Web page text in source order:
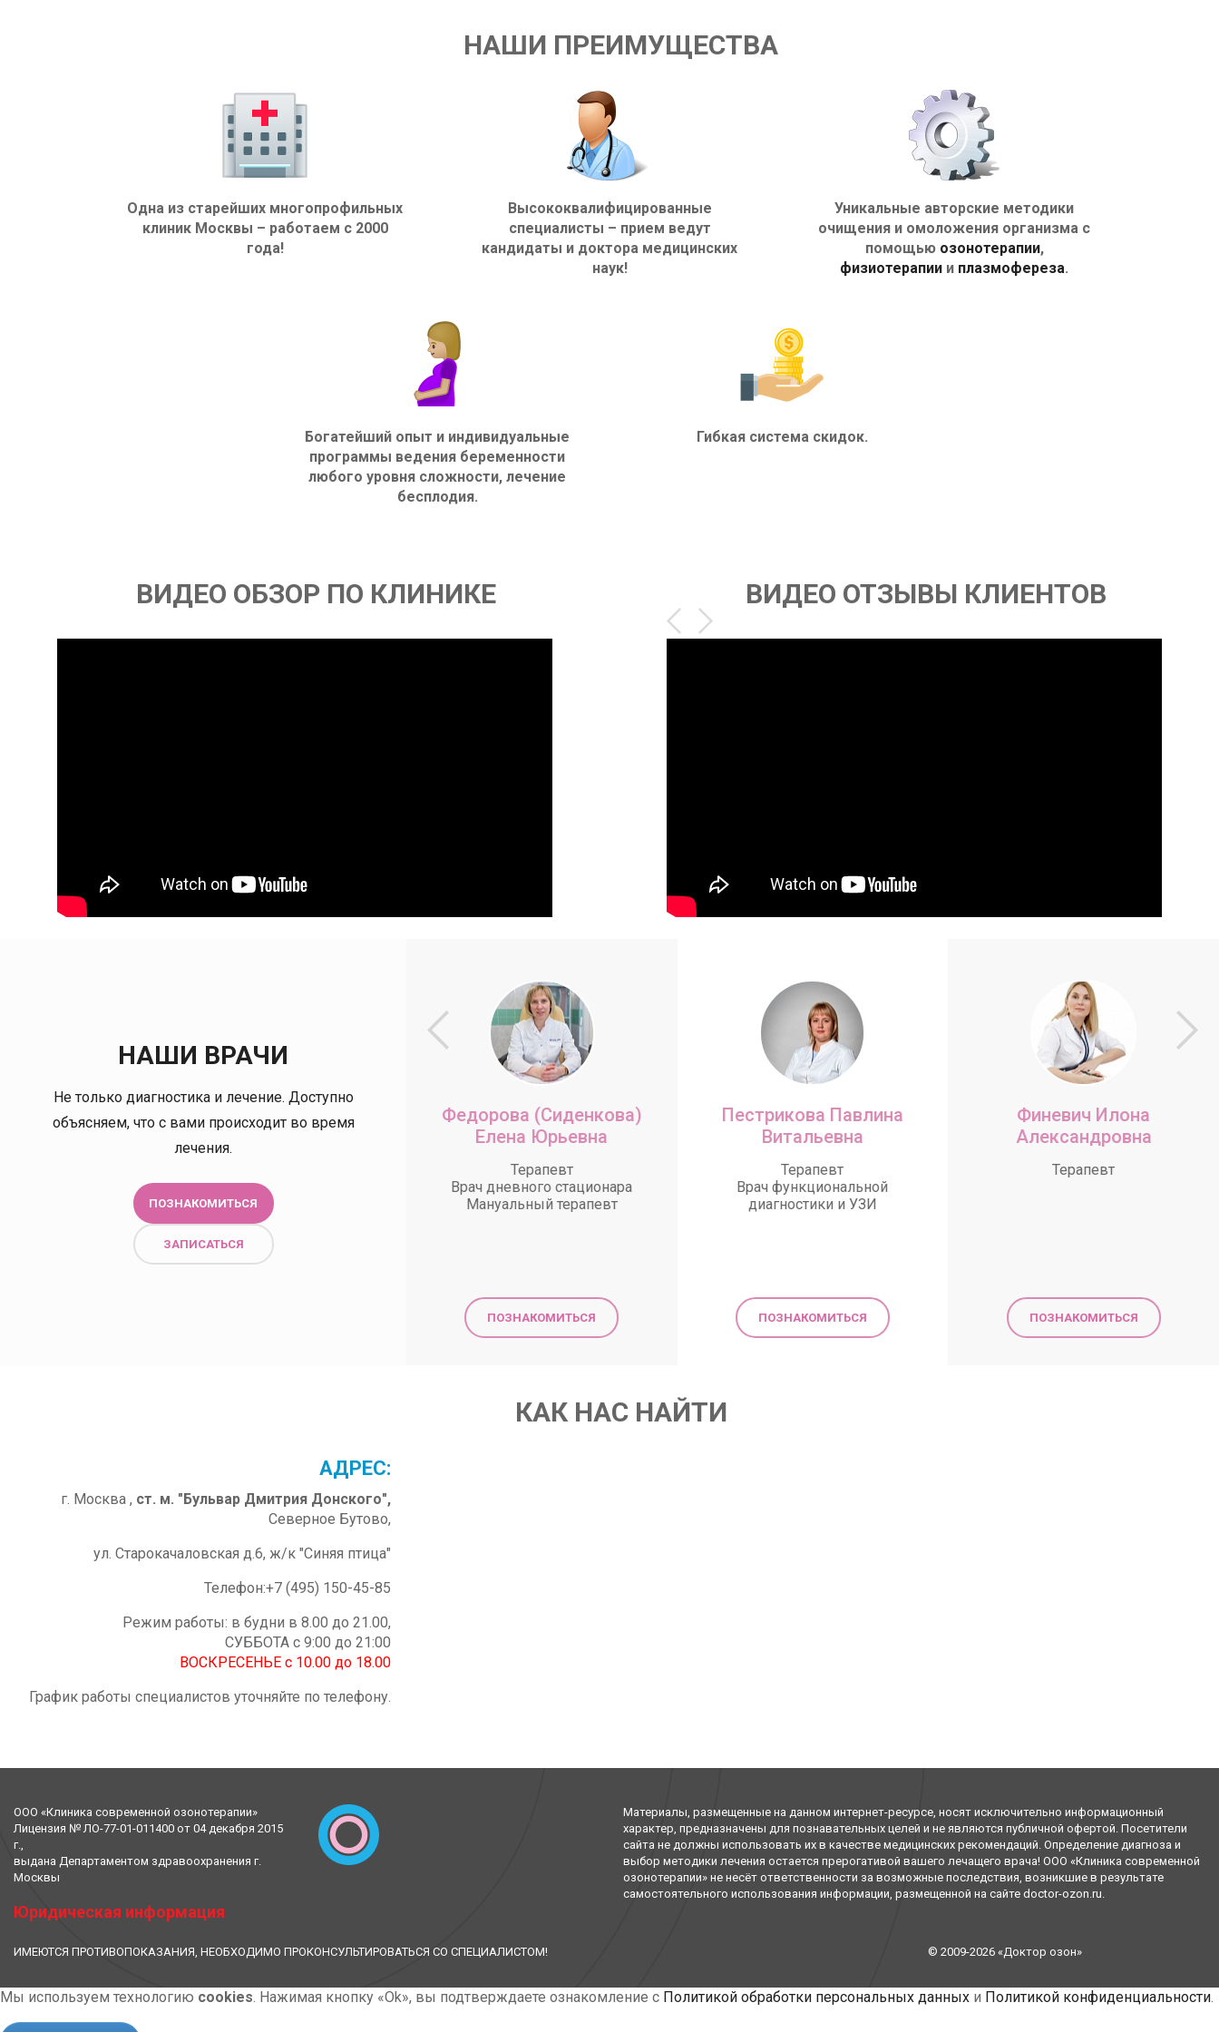
НАШИ ПРЕИМУЩЕСТВА
Одна из старейших многопрофильных
клиник Москвы – работаем с 2000
года!
Высококвалифицированные
специалисты – прием ведут
кандидаты и доктора медицинских
наук!
Уникальные авторские методики
очищения и омоложения организма с
помощью озонотерапии,
физиотерапии и плазмофереза.
Богатейший опыт и индивидуальные
программы ведения беременности
любого уровня сложности, лечение
бесплодия.
Гибкая система скидок.
ВИДЕО ОБЗОР ПО КЛИНИКЕ ВИДЕО ОТЗЫВЫ КЛИЕНТОВ
НАШИ ВРАЧИ
Не только диагностика и лечение. Доступно
объясняем, что с вами происходит во время
лечения.
ПОЗНАКОМИТЬСЯ
ЗАПИСАТЬСЯ
Львовна
Акимов Дмитрий
Владимирович
Врач ультразвуковой
диагностики
Федорова (Сиденкова)
Елена Юрьевна
Терапевт
Врач дневного стационара
Мануальный терапевт
ПОЗНАКОМИТЬСЯ
Пестрикова Павлина
Витальевна
Терапевт
Врач функциональной
диагностики и УЗИ
ПОЗНАКОМИТЬСЯ
Финевич Илона
Александровна
Терапевт
ПОЗНАКОМИТЬСЯ
КАК НАС НАЙТИ
АДРЕС:
г. Москва , ст. м. "Бульвар Дмитрия Донского",
Северное Бутово,
ул. Старокачаловская д.6, ж/к "Синяя птица"
Телефон:+7 (495) 150-45-85
Режим работы: в будни в 8.00 до 21.00,
СУББОТА с 9:00 до 21:00
ВОСКРЕСЕНЬЕ с 10.00 до 18.00
График работы специалистов уточняйте по телефону.
ООО «Клиника современной озонотерапии»
Лицензия № ЛО-77-01-011400 от 04 декабря 2015
г.,
выдана Департаментом здравоохранения г.
Москвы
Юридическая информация
Материалы, размещенные на данном интернет-ресурсе, носят исключительно информационный
характер, предназначены для познавательных целей и не являются публичной офертой. Посетители
сайта не должны использовать их в качестве медицинских рекомендаций. Определение диагноза и
выбор методики лечения остается прерогативой вашего лечащего врача! ООО «Клиника современной
озонотерапии» не несёт ответственности за возможные последствия, возникшие в результате
самостоятельного использования информации, размещенной на сайте doctor-ozon.ru.
ИМЕЮТСЯ ПРОТИВОПОКАЗАНИЯ, НЕОБХОДИМО ПРОКОНСУЛЬТИРОВАТЬСЯ СО СПЕЦИАЛИСТОМ! © 2009-2026 «Доктор озон»
Мы используем технологию cookies. Нажимая кнопку «Ok», вы подтверждаете ознакомление с Политикой обработки персональных данных и Политикой конфиденциальности.